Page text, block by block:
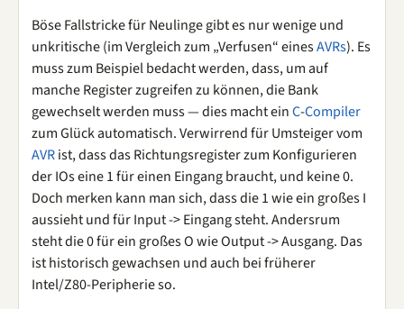
Böse Fallstricke für Neulinge gibt es nur wenige und
unkritische (im Vergleich zum „Verfusen“ einesAVRs). Es
muss zum Beispiel bedacht werden, dass, um auf
manche Register zugreifen zu können, die Bank
gewechselt werden muss — dies macht einC-Compiler
zum Glück automatisch. Verwirrend für Umsteiger vom
AVRist, dass das Richtungsregister zum Konfigurieren
der IOs eine 1 für einen Eingang braucht, und keine 0.
Doch merken kann man sich, dass die 1 wie ein großes I
aussieht und für Input -> Eingang steht. Andersrum
steht die 0 für ein großes O wie Output -> Ausgang. Das
ist historisch gewachsen und auch bei früherer
Intel/Z80-Peripherie so.